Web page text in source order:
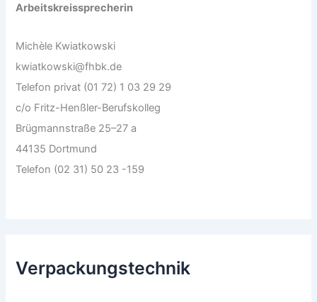
Arbeitskreissprecherin
Michèle Kwiatkowski
kwiatkowski@fhbk.de
Telefon privat (01 72) 1 03 29 29
c/o Fritz-Henßler-Berufskolleg
Brügmannstraße 25–27 a
44135 Dortmund
Telefon (02 31) 50 23 -159
Verpackungstechnik